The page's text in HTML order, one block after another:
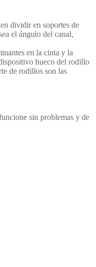
dividir en soportes de
el ángulo del canal,
en la cinta y la
hueco del rodillo
de rodillos son las
sin problemas y de